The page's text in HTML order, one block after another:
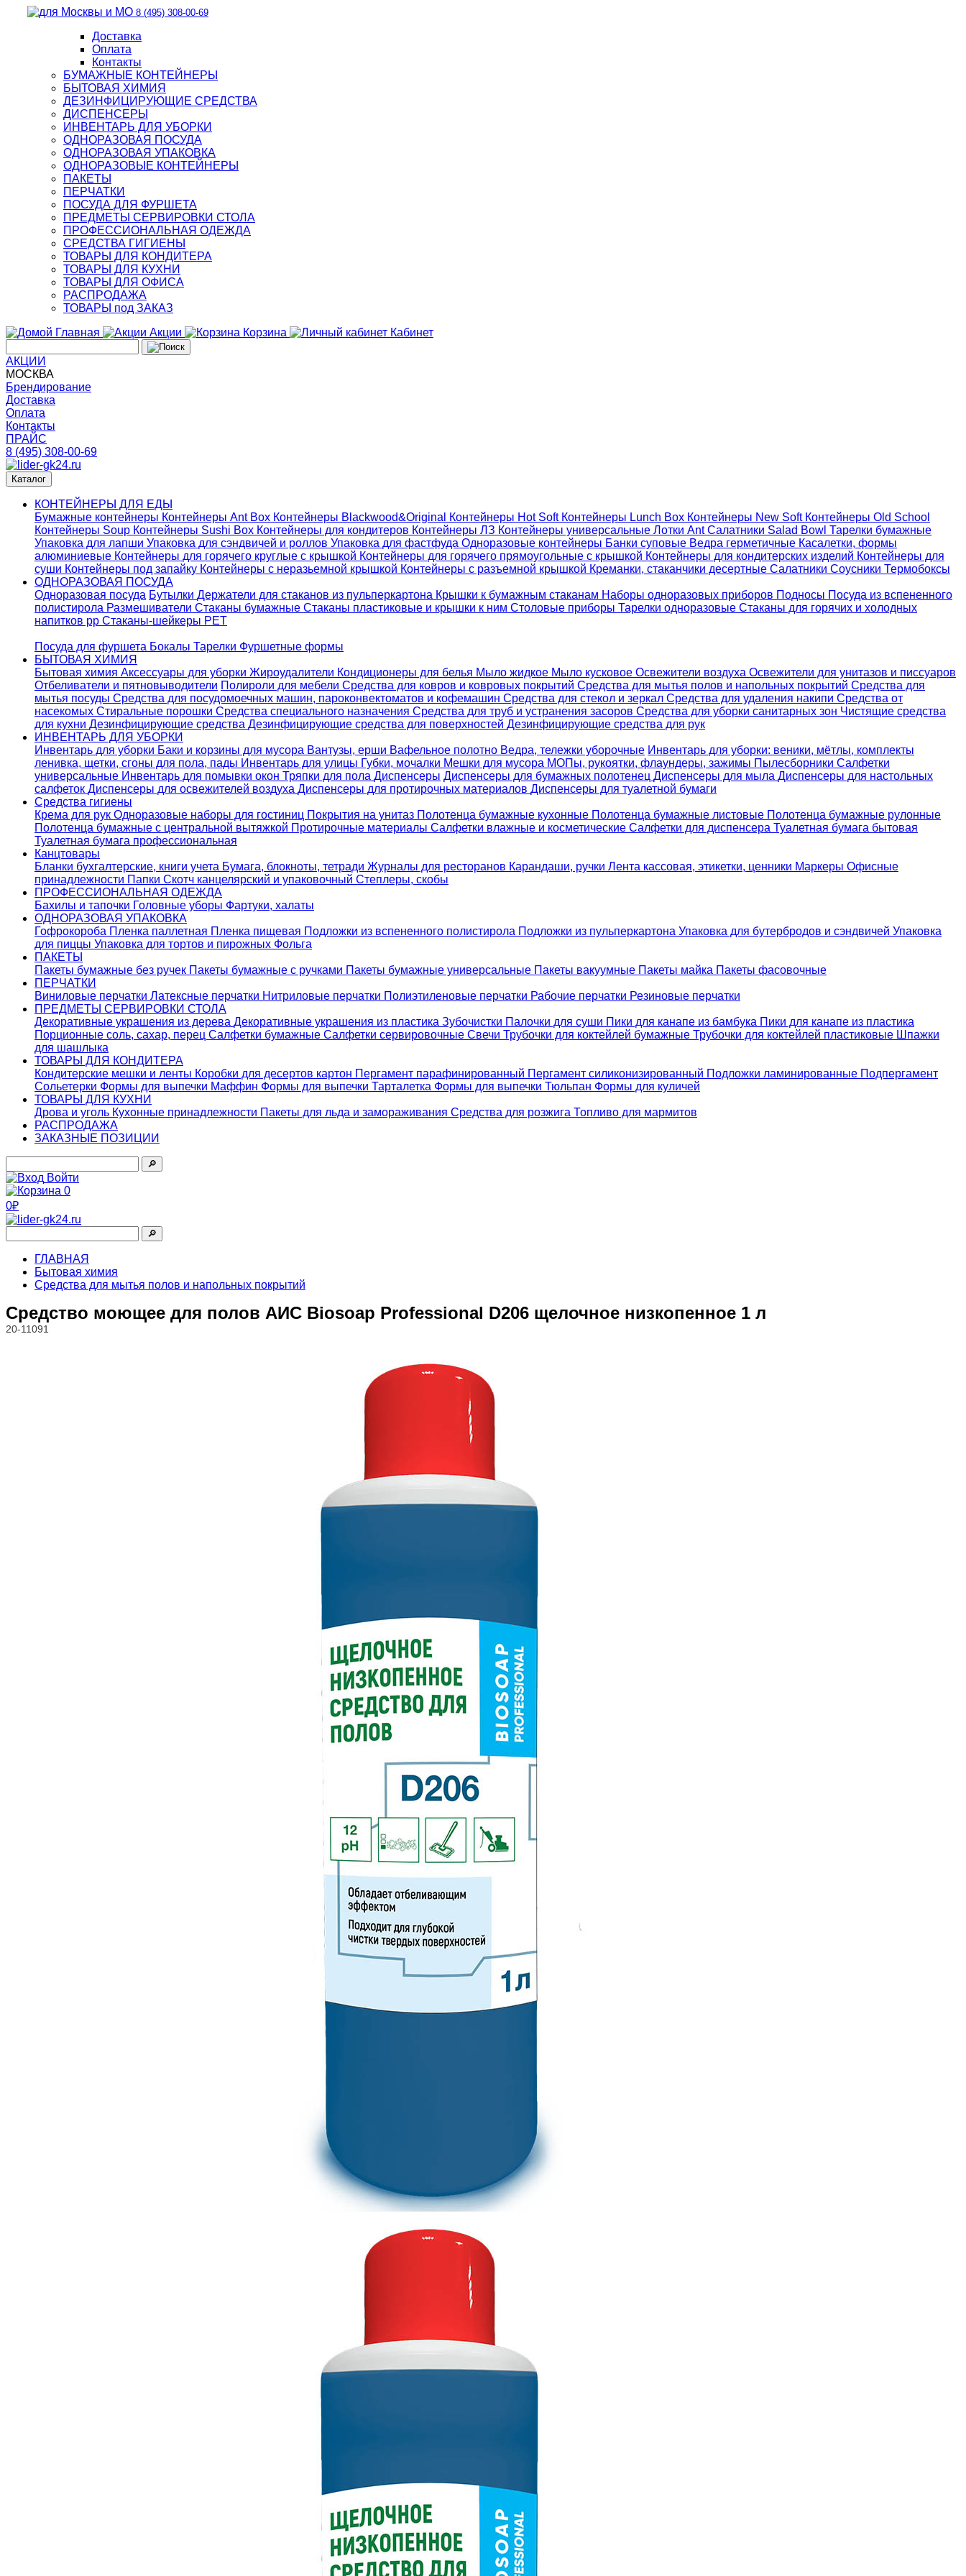
8 (495) 308-00-69
Доставка
Оплата
Контакты
БУМАЖНЫЕ КОНТЕЙНЕРЫ
БЫТОВАЯ ХИМИЯ
ДЕЗИНФИЦИРУЮЩИЕ СРЕДСТВА
ДИСПЕНСЕРЫ
ИНВЕНТАРЬ ДЛЯ УБОРКИ
ОДНОРАЗОВАЯ ПОСУДА
ОДНОРАЗОВАЯ УПАКОВКА
ОДНОРАЗОВЫЕ КОНТЕЙНЕРЫ
ПАКЕТЫ
ПЕРЧАТКИ
ПОСУДА ДЛЯ ФУРШЕТА
ПРЕДМЕТЫ СЕРВИРОВКИ СТОЛА
ПРОФЕССИОНАЛЬНАЯ ОДЕЖДА
СРЕДСТВА ГИГИЕНЫ
ТОВАРЫ ДЛЯ КОНДИТЕРА
ТОВАРЫ ДЛЯ КУХНИ
ТОВАРЫ ДЛЯ ОФИСА
РАСПРОДАЖА
ТОВАРЫ под ЗАКАЗ
Главная
Акции Корзина Кабинет
АКЦИИ
МОСКВА
Брендирование
Доставка
Оплата
Контакты
ПРАЙС
8 (495) 308-00-69
Каталог
КОНТЕЙНЕРЫ ДЛЯ ЕДЫ
Бумажные контейнеры Контейнеры Ant Box Контейнеры Blackwood&Original Контейнеры Hot Soft Контейнеры Lunch Box Контейнеры New Soft Контейнеры Old School
Контейнеры Soup Контейнеры Sushi Box Контейнеры для кондитеров Контейнеры ЛЗ Контейнеры универсальные Лотки AntСалатники Salad Bowl Тарелки бумажные
Упаковка для лапши Упаковка для сэндвичей и роллов Упаковка для фастфуда Одноразовые контейнеры Банки суповые Ведра герметичные Касалетки, формы
алюминиевые Контейнеры для горячего круглые с крышкой Контейнеры для горячего прямоугольные с крышкой Контейнеры для кондитерских изделий Контейнеры для
суши Контейнеры под запайку Контейнеры с неразьемной крышкой Контейнеры с разъемной крышкой Креманки, стаканчики десертные Салатники Соусники Термобоксы
ОДНОРАЗОВАЯ ПОСУДА
Одноразовая посуда Бутылки Держатели для стаканов из пульперкартона Крышки к бумажным стаканам Наборы одноразовых приборов Подносы Посуда из вспененного
полистирола Размешиватели Стаканы бумажные Стаканы пластиковые и крышки к ним Столовые приборы Тарелки одноразовые Стаканы для горячих и холодных
напитков pp Стаканы-шейкеры PET
Посуда для фуршета Бокалы Тарелки Фуршетные формы
БЫТОВАЯ ХИМИЯ
Бытовая химия Аксессуары для уборки Жироудалители Кондиционеры для белья Мыло жидкое Мыло кусковое Освежители воздуха Освежители для унитазов и писсуаров
Отбеливатели и пятновыводители Полироли для мебели Средства для ковров и ковровых покрытий Средства для мытья полов и напольных покрытий Средства для
мытья посуды Средства для посудомоечных машин, пароконвектоматов и кофемашин Средства для стекол и зеркал Средства для удаления накипи Средства от
насекомых Стиральные порошки Cредства специального назначения Средства для труб и устранения засоров Средства для уборки санитарных зон Чистящие средства
для кухни Дезинфицирующие средства Дезинфицирующие средства для поверхностей Дезинфицирующие средства для рук
ИНВЕНТАРЬ ДЛЯ УБОРКИ
Инвентарь для уборки Баки и корзины для мусора Вантузы, ерши Вафельное полотно Ведра, тележки уборочные Инвентарь для уборки: веники, мётлы, комплекты
ленивка, щетки, сгоны для пола, пады Инвентарь для улицы Губки, мочалки Мешки для мусора МОПы, рукоятки, флаундеры, зажимы Пылесборники Салфетки
универсальные Инвентарь для помывки окон Тряпки для пола Диспенсеры Диспенсеры для бумажных полотенец Диспенсеры для мыла Диспенсеры для настольных
салфеток Диспенсеры для освежителей воздуха Диспенсеры для протирочных материалов Диспенсеры для туалетной бумаги
Средства гигиены
Крема для рук Одноразовые наборы для гостиниц Покрытия на унитаз Полотенца бумажные кухонные Полотенца бумажные листовые Полотенца бумажные рулонные
Полотенца бумажные с центральной вытяжкой Протирочные материалы Салфетки влажные и косметические Салфетки для диспенсера Туалетная бумага бытовая
Туалетная бумага профессиональная
Канцтовары
Бланки бухгалтерские, книги учета Бумага, блокноты, тетради Журналы для ресторанов Карандаши, ручки Лента кассовая, этикетки, ценники Маркеры Офисные
принадлежности Папки Скотч канцелярский и упаковочный Степлеры, скобы
ПРОФЕССИОНАЛЬНАЯ ОДЕЖДА
Бахилы и тапочки Головные уборы Фартуки, халаты
ОДНОРАЗОВАЯ УПАКОВКА
Гофрокороба Пленка паллетная Пленка пищевая Подложки из вспененного полистирола Подложки из пульперкартона Упаковка для бутербродов и сэндвичей Упаковка
для пиццы Упаковка для тортов и пирожных Фольга
ПАКЕТЫ
Пакеты бумажные без ручек Пакеты бумажные с ручками Пакеты бумажные универсальные Пакеты вакуумные Пакеты майка Пакеты фасовочные
ПЕРЧАТКИ
Виниловые перчатки Латексные перчатки Нитриловые перчатки Полиэтиленовые перчатки Рабочие перчатки Резиновые перчатки
ПРЕДМЕТЫ СЕРВИРОВКИ СТОЛА
Декоративные украшения из дерева Декоративные украшения из пластика Зубочистки Палочки для суши Пики для канапе из бамбука Пики для канапе из пластика
Порционные соль, сахар, перец Салфетки бумажные Салфетки сервировочные Свечи Трубочки для коктейлей бумажные Трубочки для коктейлей пластиковые Шпажки
для шашлыка
ТОВАРЫ ДЛЯ КОНДИТЕРА
Кондитерские мешки и ленты Коробки для десертов картон Пергамент парафинированный Пергамент силиконизированный Подложки ламинированные Подпергамент
Сольетерки Формы для выпечки Маффин Формы для выпечки Тарталетка Формы для выпечки Тюльпан Формы для куличей
ТОВАРЫ ДЛЯ КУХНИ
Дрова и уголь Кухонные принадлежности Пакеты для льда и замораживания Средства для розжига Топливо для мармитов
РАСПРОДАЖА
ЗАКАЗНЫЕ ПОЗИЦИИ
🔎︎
Войти
0
0₽
🔎︎
ГЛАВНАЯ
Бытовая химия
Средства для мытья полов и напольных покрытий
Средство моющее для полов АИС Biosoap Professional D206 щелочное низкопенное 1 л
20-11091